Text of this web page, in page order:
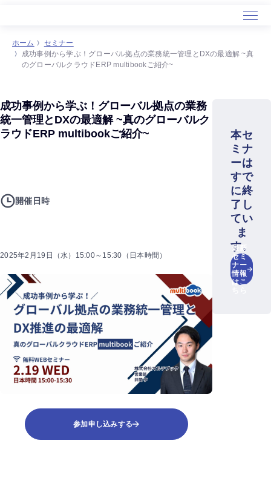
ホーム
セミナー
成功事例から学ぶ！グローバル拠点の業務統一管理とDXの最適解 ~真
のグローバルクラウドERP multibookご紹介~
成功事例から学ぶ！グローバル拠点の業務
統一管理とDXの最適解 ~真のグローバルク
ラウドERP multibookご紹介~
開催日時
2025年2月19日（水）15:00～15:30（日本時間）
参加申し込みする
本セ
ミナ
ーは
すで
に終
了し
てい
ま
す。
最新
セミ
ナー
情報
はこ